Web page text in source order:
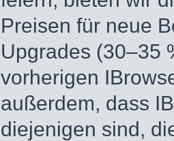
Preisen für neue
Upgrades (30–35
vorherigen
außerdem, dass
diejenigen sind,